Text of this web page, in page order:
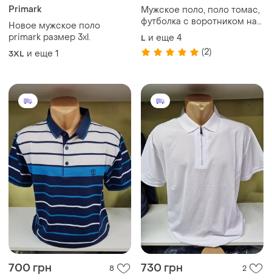
Primark
Новое мужское поло
primark размер 3xl.
3XL и еще 1
Мужское поло, поло томас,
футболка с воротником на
пуговицах поло, поло. поло
футболки лето, мужская
теннис поло, поло под
L и еще 4
(2)
700 грн 8 730 грн 2